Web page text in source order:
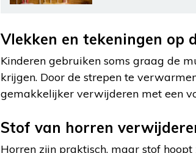
Vlekken en tekeningen op
Kinderen gebruiken soms graag de
krijgen. Door de strepen te
gemakkelijker verwijderen met een
Stof van horren
Horren zijn praktisch, maar stof